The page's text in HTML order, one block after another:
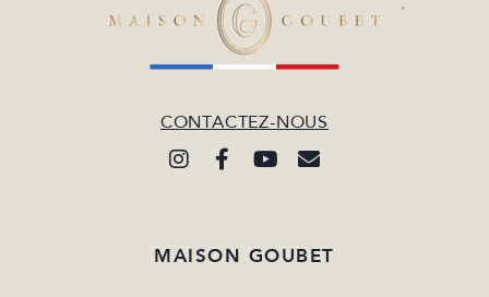
CONTACTEZ-NOUS
MAISON GOUBET